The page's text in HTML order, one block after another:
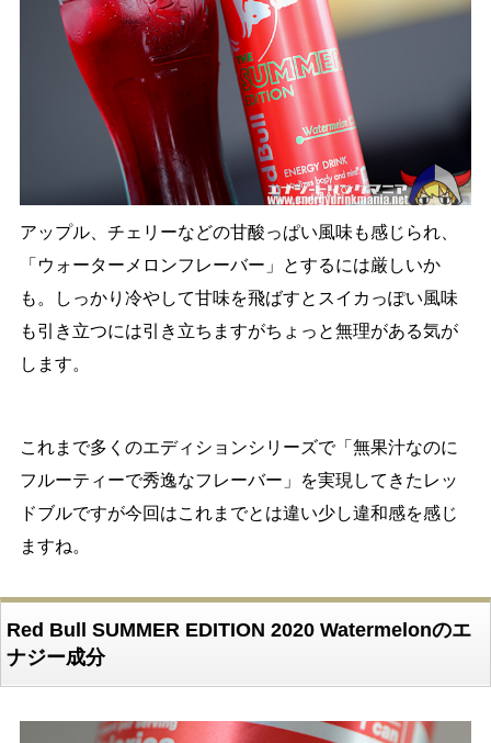
アップル、チェリーなどの甘酸っぱい風味も感じられ、
「ウォーターメロンフレーバー」とするには厳しいか
も。しっかり冷やして甘味を飛ばすとスイカっぽい風味
も引き立つには引き立ちますがちょっと無理がある気が
します。
これまで多くのエディションシリーズで「無果汁なのに
フルーティーで秀逸なフレーバー」を実現してきたレッ
ドブルですが今回はこれまでとは違い少し違和感を感じ
ますね。
Red Bull SUMMER EDITION 2020 Watermelonのエ
ナジー成分